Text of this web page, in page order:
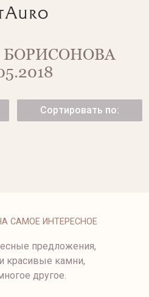
Сортировать по:
САМОЕ ИНТЕРЕСНОЕ
предложения,
красивые камни,
другое.